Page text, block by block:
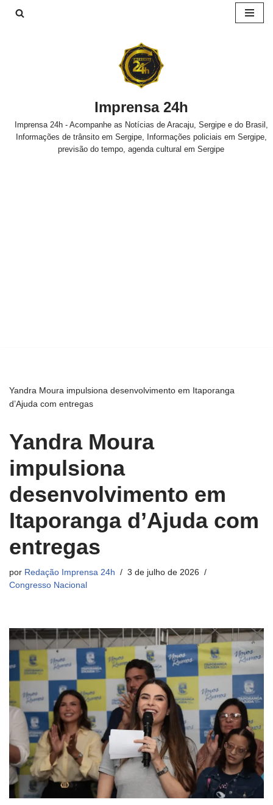
Imprensa 24h
Imprensa 24h - Acompanhe as Notícias de Aracaju, Sergipe e do Brasil,
Informações de trânsito em Sergipe, Informações policiais em Sergipe,
previsão do tempo, agenda cultural em Sergipe
Yandra Moura impulsiona desenvolvimento em Itaporanga
d’Ajuda com entregas
Yandra Moura
impulsiona
desenvolvimento em
Itaporanga d’Ajuda com
entregas
por Redação Imprensa 24h
3 de julho de 2026
Congresso Nacional